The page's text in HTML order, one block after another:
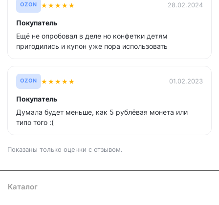
OZON ★★★★★ 28.02.2024
Покупатель
Ещё не опробовал в деле но конфетки детям
пригодились и купон уже пора использовать
OZON ★★★★★ 01.02.2023
Покупатель
Думала будет меньше, как 5 рублёвая монета или
типо того :(
Показаны только оценки с отзывом.
Каталог